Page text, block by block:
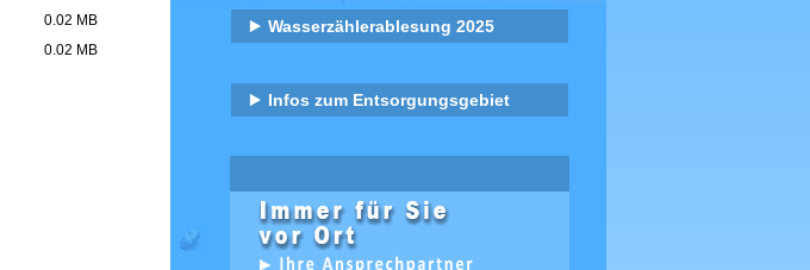
0.02 MB
0.02 MB
Wasserzählerablesung 2025
Infos zum Entsorgungsgebiet